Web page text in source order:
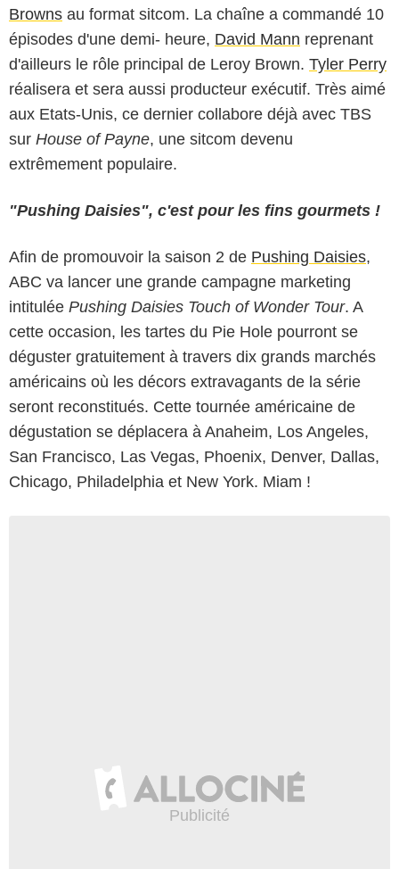
Browns au format sitcom. La chaîne a commandé 10
épisodes d'une demi- heure, David Mann reprenant
d'ailleurs le rôle principal de Leroy Brown. Tyler Perry
réalisera et sera aussi producteur exécutif. Très aimé
aux Etats-Unis, ce dernier collabore déjà avec TBS
sur House of Payne, une sitcom devenu
extrêmement populaire.
"Pushing Daisies", c'est pour les fins gourmets !
Afin de promouvoir la saison 2 de Pushing Daisies,
ABC va lancer une grande campagne marketing
intitulée Pushing Daisies Touch of Wonder Tour. A
cette occasion, les tartes du Pie Hole pourront se
déguster gratuitement à travers dix grands marchés
américains où les décors extravagants de la série
seront reconstitués. Cette tournée américaine de
dégustation se déplacera à Anaheim, Los Angeles,
San Francisco, Las Vegas, Phoenix, Denver, Dallas,
Chicago, Philadelphia et New York. Miam !